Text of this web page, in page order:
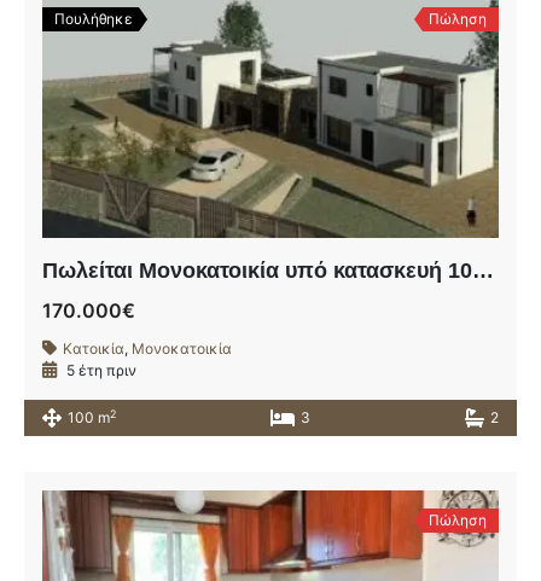
Πουλήθηκε Πώληση
Πωλείται Μονοκατοικία υπό κατασκευή 100 τ.μ. στο Γαβαλοχώρι, Αποκορώνου.
170.000€
Κατοικία, Μονοκατοικία
5 έτη πριν
100 m2 3 2
Πώληση